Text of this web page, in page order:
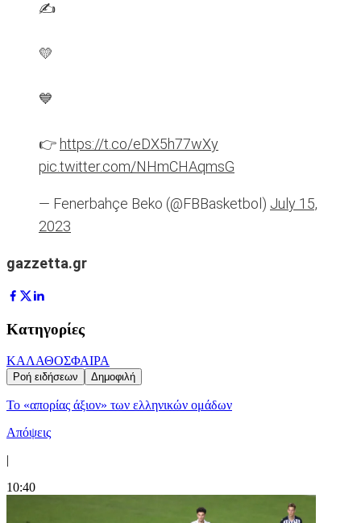
✍️
💛
💙
👉 https://t.co/eDX5h77wXy
pic.twitter.com/NHmCHAqmsG
— Fenerbahçe Beko (@FBBasketbol) July 15,
2023
gazzetta.gr
Κατηγορίες
ΚΑΛΑΘΟΣΦΑΙΡΑ
Ροή ειδήσεων Δημοφιλή
Το «απορίας άξιον» των ελληνικών ομάδων
Απόψεις
|
10:40